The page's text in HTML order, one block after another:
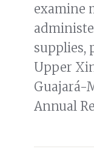
examine
supplies,
Upper
Guajará-
Annual